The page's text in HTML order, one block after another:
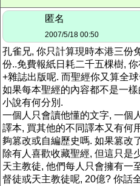
匿名
2007/5/18 00:50
孔雀兄, 你只計算現時本港三份
份..免費報紙日耗二千五棵樹,
+雜誌出版呢. 而聖經你又算全
如果每本聖經的內容都不是一
小說有何分別.
一個人只會讀他懂的文字, 一個
譯本, 買其他的不同譯本又有何
夠篡改或自編歷史嗎. 如果篡改
除有人喜歡收藏聖經, 但這只是
天主教徒, 他們每人只會擁有一
督徒或天主教徒呢, 20億? 你話